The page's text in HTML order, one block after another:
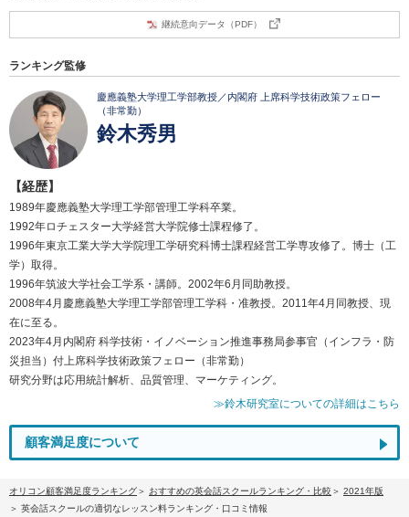
継続意向データ（PDF）
ランキング監修
慶應義塾大学理工学部教授／内閣府 上席科学技術政策フェロー
（非常勤）
鈴木秀男
【経歴】
1989年慶應義塾大学理工学部管理工学科卒業。
1992年ロチェスター大学経営大学院修士課程修了。
1996年東京工業大学大学院理工学研究科博士課程経営工学専攻修了。博士（工
学）取得。
1996年筑波大学社会工学系・講師。2002年6月同助教授。
2008年4月慶應義塾大学理工学部管理工学科・准教授。2011年4月同教授、現
在に至る。
2023年4月内閣府 科学技術・イノベーション推進事務局参事官（インフラ・防
災担当）付上席科学技術政策フェロー（非常勤）
研究分野は応用統計解析、品質管理、マーケティング。
≫鈴木研究室についての詳細はこちら
顧客満足度について
オリコン顧客満足度ランキング おすすめの英会話スクールランキング・比較
2021年版
英会話スクールの適切なレッスン料ランキング・口コミ情報